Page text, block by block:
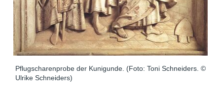
Pflugscharenprobe der Kunigunde. (Foto: Toni Schneiders. ©
Ulrike Schneiders)